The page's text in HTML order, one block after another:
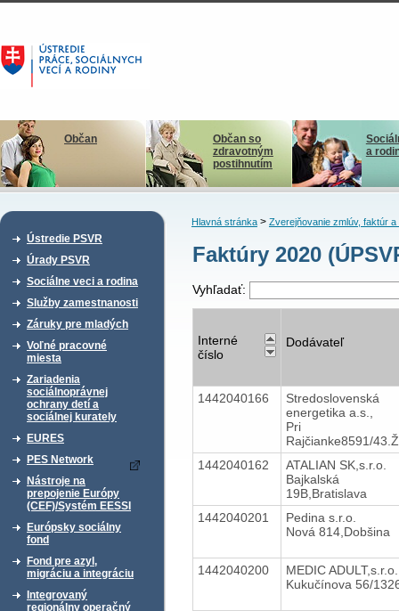
Občan
Občan so
zdravotným
postihnutím
a
Ústredie PSVR
Úrady PSVR
Sociálne veci a rodina
Služby zamestnanosti
Záruky pre mladých
Voľné pracovné
miesta
Zariadenia
sociálnoprávnej
ochrany detí a
sociálnej kurately
EURES
PES Network
Nástroje na
prepojenie Európy
(CEF)/Systém EESSI
Európsky sociálny
fond
Fond pre azyl,
migráciu a integráciu
Integrovaný
regionálny operačný
Hlavná stránka> Zverejňovanie zmlúv, faktúr a
Faktúry 2020
Vyhľadať:
Interné
číslo
Dodávateľ
1442040166
Stredoslovenská
energetika a.s.,
Pri
Rajčianke8591/
1442040162
ATALIAN SK,s.r.o.
Bajkalská
19B,Bratislava
1442040201
Pedina s.r.o.
Nová 814,Dobšina
1442040200
MEDIC ADULT,s.r.o.
Kukučínova 56/